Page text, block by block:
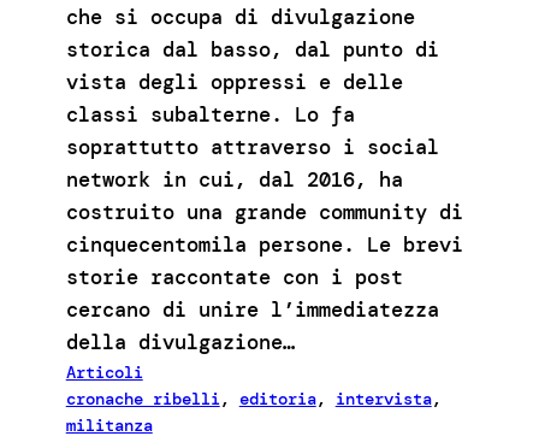
che si occupa di divulgazione
storica dal basso, dal punto di
vista degli oppressi e delle
classi subalterne. Lo fa
soprattutto attraverso i social
network in cui, dal 2016, ha
costruito una grande community di
cinquecentomila persone. Le brevi
storie raccontate con i post
cercano di unire l’immediatezza
della divulgazione…
Articoli
cronache ribelli, editoria, intervista
militanza